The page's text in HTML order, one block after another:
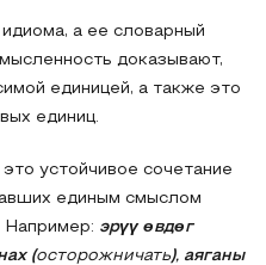
а ее словарный
доказывают,
единицей, а также это
единиц.
устойчивое сочетание
единым смыслом
Например: эрүү өвдөг
(осторожничать), аяганы